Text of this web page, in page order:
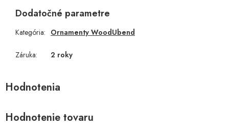
Dodatočné parametre
Kategória: Ornamenty WoodUbend
Záruka: 2 roky
Hodnotenie tovaru